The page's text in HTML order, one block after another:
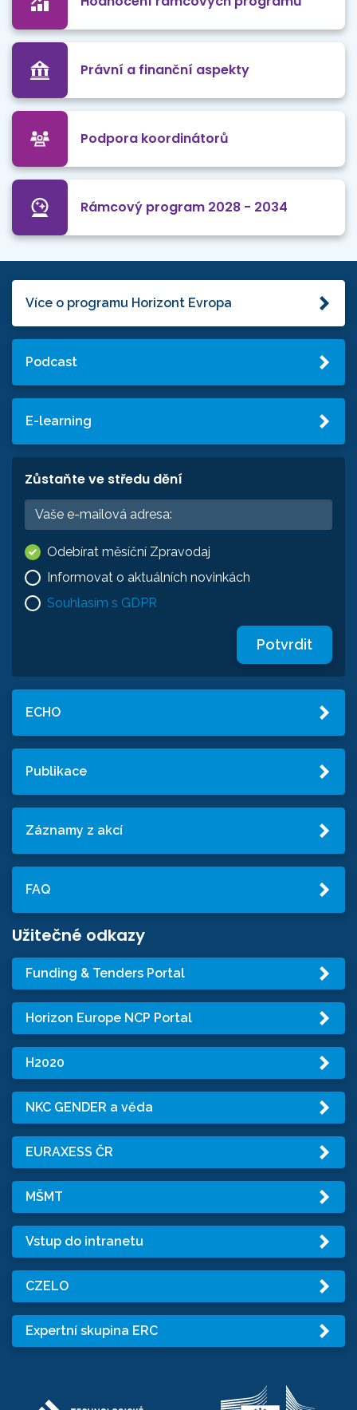
Právní a finanční aspekty
Podpora koordinátorů
Rámcový program 2028 - 2034
Více o programu Horizont Evropa
Podcast
E-learning
Zůstaňte ve středu dění
Odebírat měsíční Zpravodaj
Informovat o aktuálních novinkách
Souhlasím s GDPR
Potvrdit
ECHO
Publikace
Záznamy z akcí
FAQ
Užitečné odkazy
Funding & Tenders Portal
Horizon Europe NCP Portal
H2020
NKC GENDER a věda
EURAXESS ČR
MŠMT
Vstup do intranetu
CZELO
Expertní skupina ERC